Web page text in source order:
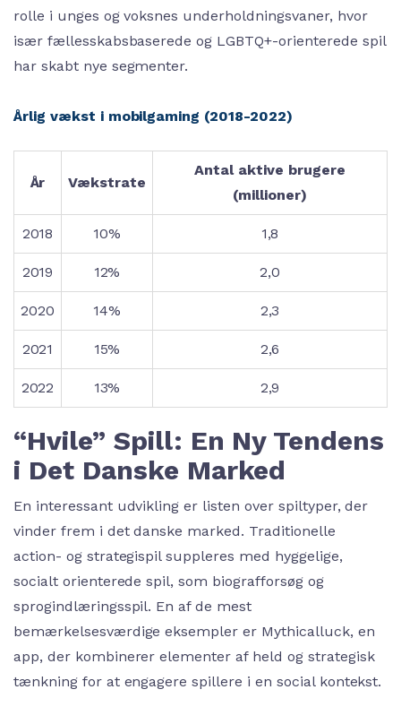
rolle i unges og voksnes underholdningsvaner, hvor
især fællesskabsbaserede og LGBTQ+-orienterede spil
har skabt nye segmenter.
Årlig vækst i mobilgaming (2018-2022)
År Vækstrate
Antal aktive brugere
(millioner)
2018 10% 1,8
2019 12% 2,0
2020 14% 2,3
2021 15% 2,6
2022 13% 2,9
“Hvile” Spill: En Ny Tendens
i Det Danske Marked
En interessant udvikling er listen over spiltyper, der
vinder frem i det danske marked. Traditionelle
action- og strategispil suppleres med hyggelige,
socialt orienterede spil, som biografforsøg og
sprogindlæringsspil. En af de mest
bemærkelsesværdige eksempler er Mythicalluck, en
app, der kombinerer elementer af held og strategisk
tænkning for at engagere spillere i en social kontekst.